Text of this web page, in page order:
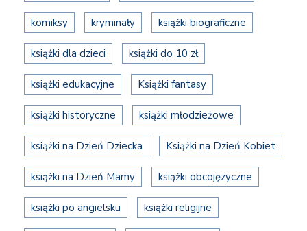
komiksy kryminały książki biograficzne
książki dla dzieci książki do 10 zł
książki edukacyjne Książki fantasy
książki historyczne książki młodzieżowe
książki na Dzień Dziecka Książki na Dzień Kobiet
książki na Dzień Mamy książki obcojęzyczne
książki po angielsku książki religijne